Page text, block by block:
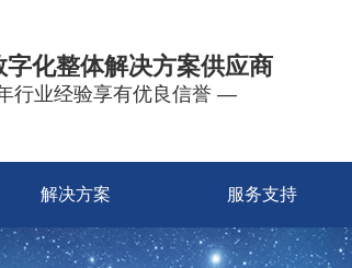
字化整体解决方案供应商
行业经验享有优良信誉 —
解决方案 服务支持